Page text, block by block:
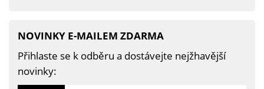
NOVINKY E-MAILEM ZDARMA
Přihlaste se k odběru a dostávejte nejžhavější
novinky: